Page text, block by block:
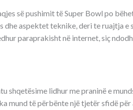
së pushimit të Super Bowl po
dhe aspektet teknike, deri te ruajtja e
paraprakisht në internet, siç
shqetësime lidhur me praninë e
mund të përbënte një tjetër sfidë